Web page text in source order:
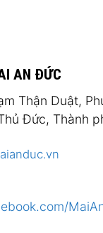
AN ĐỨC
Thận Duật,
Đức, Thành